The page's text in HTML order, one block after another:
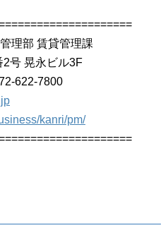
理部 賃貸管理課
2号 晃永ビル3F
622-7800
kanri/pm/